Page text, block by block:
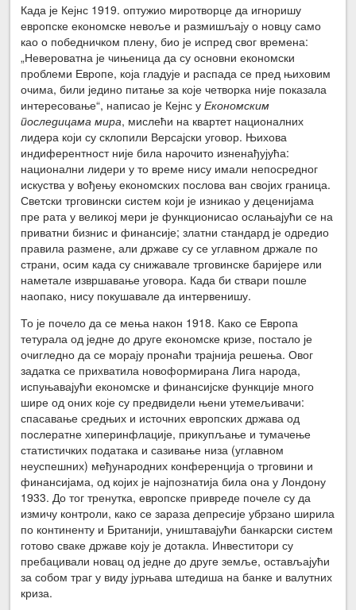
Када је Кејнс 1919. оптужио миротворце да игноришу
европске економске невоље и размишљају о новцу само
као о победничком плену, био је испред свог времена:
„Невероватна је чињеница да су основни економски
проблеми Европе, која гладује и распада се пред њиховим
очима, били једино питање за које четворка није показала
интересовање“, написао је Кејнс уЕкономским
последицама мира, мислећи на квартет националних
лидера који су склопили Версајски уговор. Њихова
индиферентност није била нарочито изненађујућа:
национални лидери у то време нису имали непосредног
искуства у вођењу економских послова ван својих граница.
Светски трговински систем који је изникао у деценијама
пре рата у великој мери је функционисао ослањајући се на
приватни бизнис и финансије; златни стандард је одредио
правила размене, али државе су се углавном држале по
страни, осим када су снижавале трговинске баријере или
наметале извршавање уговора. Када би ствари пошле
наопако, нису покушавале да интервенишу.
То је почело да се мења након 1918. Како се Европа
тетурала од једне до друге економске кризе, постало је
очигледно да се морају пронаћи трајнија решења. Овог
задатка се прихватила новоформирана Лига народа,
испуњавајући економске и финансијске функције много
шире од оних које су предвидели њени утемељивачи:
спасавање средњих и источних европских држава од
послератне хиперинфлације, прикупљање и тумачење
статистичких података и сазивање низа (углавном
неуспешних) међународних конференција о трговини и
финансијама, од којих је најпознатија била она у Лондону
1933. До тог тренутка, европске привреде почеле су да
измичу контроли, како се зараза депресије убрзано ширила
по континенту и Британији, уништавајући банкарски систем
готово сваке државе коју је дотакла. Инвеститори су
пребацивали новац од једне до друге земље, остављајући
за собом траг у виду јурњава штедиша на банке и валутних
криза.